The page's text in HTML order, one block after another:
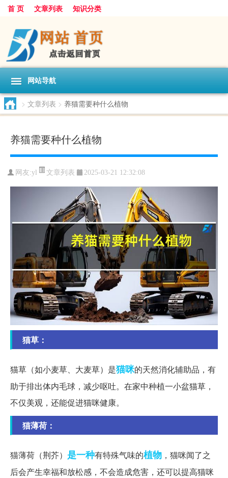
首 页 文章列表 知识分类
网站导航
> 文章列表 > 养猫需要种什么植物
养猫需要种什么植物
网友:yl 文章列表 2025-03-21 12:32:08
猫草：
猫草（如小麦草、大麦草）是猫咪的天然消化辅助品，有
助于排出体内毛球，减少呕吐。在家中种植一小盆猫草，
不仅美观，还能促进猫咪健康。
猫薄荷：
猫薄荷（荆芥） 是一种有特殊气味的植物 ，猫咪闻了之
后会产生幸福和放松感，不会造成危害，还可以提高猫咪